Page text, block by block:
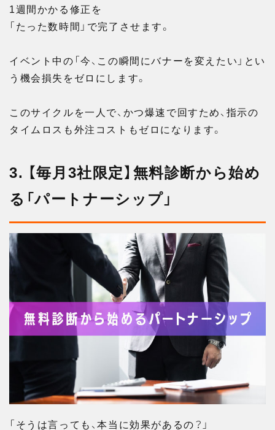
1週間かかる修正を
「たった数時間」で完了させます。
イベント中の「今、この瞬間にバナーを変えたい」とい
う機会損失をゼロにします。
このサイクルを一人で、かつ爆速で回すため、指示の
タイムロスも外注コストもゼロになります。
3. 【毎月3社限定】無料診断から始め
る「パートナーシップ」
「そうは言っても、本当に効果があるの？」